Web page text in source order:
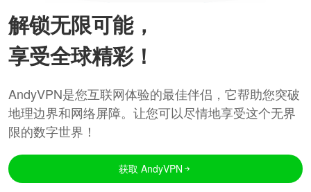
解锁无限可能，
享受全球精彩！
AndyVPN是您互联网体验的最佳伴侣，它帮助您突破
地理边界和网络屏障。让您可以尽情地享受这个无界
限的数字世界！
获取 AndyVPN